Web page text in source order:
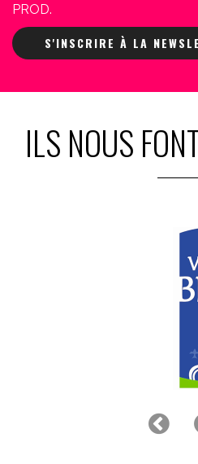
PROD.
S'INSCRIRE À LA
ILS NOUS